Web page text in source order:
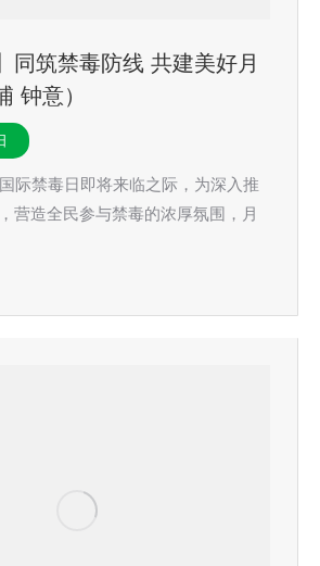
同筑禁毒防线 共建美好月
钟意）
际禁毒日即将来临之际，为深入推
营造全民参与禁毒的浓厚氛围，月